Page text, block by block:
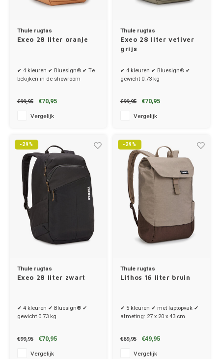
Thule rugtas
Exeo 28 liter oranje
✔ 4 kleuren ✔ Bluesign® ✔ Te
bekijken in de showroom
€99,95 €70,95
Vergelijk
Thule rugtas
Exeo 28 liter vetiver
grijs
✔ 4 kleuren ✔ Bluesign® ✔
gewicht 0.73 kg
€99,95 €70,95
Vergelijk
-29%
Thule rugtas
Exeo 28 liter zwart
✔ 4 kleuren ✔ Bluesign® ✔
gewicht 0.73 kg
€99,95 €70,95
Vergelijk
-29%
Thule rugtas
Lithos 16 liter bruin
✔ 5 kleuren ✔ met laptopvak ✔
afmeting: 27 x 20 x 43 cm
€69,95 €49,95
Vergelijk